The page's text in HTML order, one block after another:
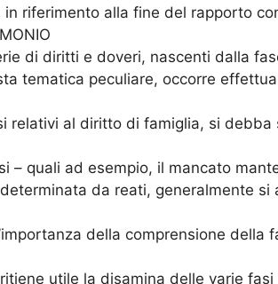
in riferimento alla fine del rapporto
di diritti e doveri, nascenti dalla
tematica peculiare, occorre
relativi al diritto di famiglia, si debba
– quali ad esempio, il mancato
da reati, generalmente
della comprensione
utile la disamina delle varie